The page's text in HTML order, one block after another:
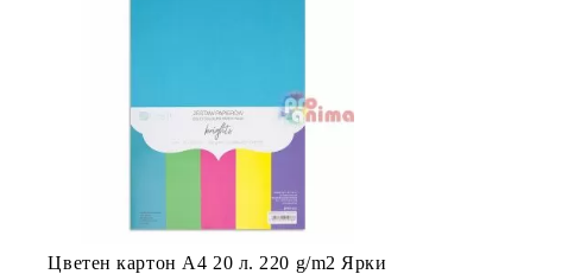
Цветен картон А4 20 л. 220 g/m2 Ярки